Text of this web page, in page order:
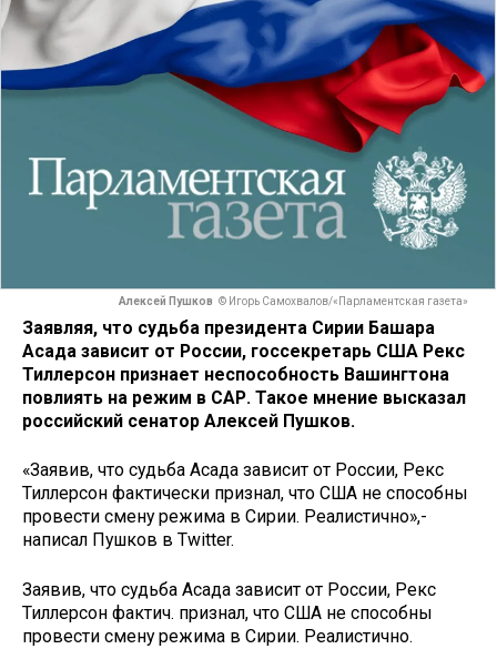
Алексей Пушков © Игорь Самохвалов/«Парламентская газета»
Заявляя, что судьба президента Сирии Башара
Асада зависит от России, госсекретарь США Рекс
Тиллерсон признает неспособность Вашингтона
повлиять на режим в САР. Такое мнение высказал
российский сенатор Алексей Пушков.
«Заявив, что судьба Асада зависит от России, Рекс
Тиллерсон фактически признал, что США не способны
провести смену режима в Сирии. Реалистично»,-
написал Пушков в Twitter.
Заявив, что судьба Асада зависит от России, Рекс
Тиллерсон фактич. признал, что США не способны
провести смену режима в Сирии. Реалистично.